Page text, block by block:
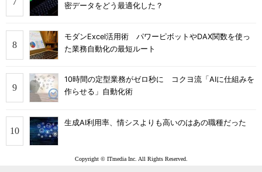
密データをどう最適化した？
モダンExcel活用術 パワーピボットやDAX関数を使っ
た業務自動化の最短ルート
10時間の定型業務がゼロ秒に コクヨ流「AIに仕組みを
作らせる」自動化術
生成AI利用率、情シスよりも高いのはあの職種だった
Copyright © ITmedia Inc. All Rights Reserved.